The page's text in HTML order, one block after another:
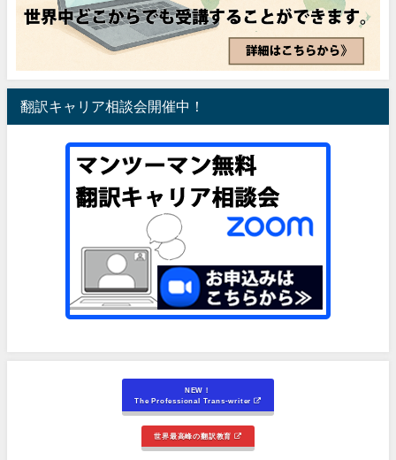
翻訳キャリア相談会開催中！
NEW！
The Professional Trans-writer
世界最高峰の翻訳教育